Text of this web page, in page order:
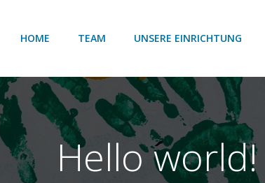
HOME TEAM UNSERE EINRICHTUNG
Hello world!